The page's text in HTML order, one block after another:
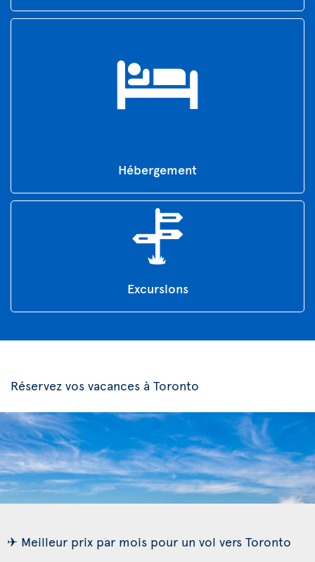
Hébergement
Excursions
Réservez vos vacances à Toronto
✈ Meilleur prix par mois pour un vol vers Toronto